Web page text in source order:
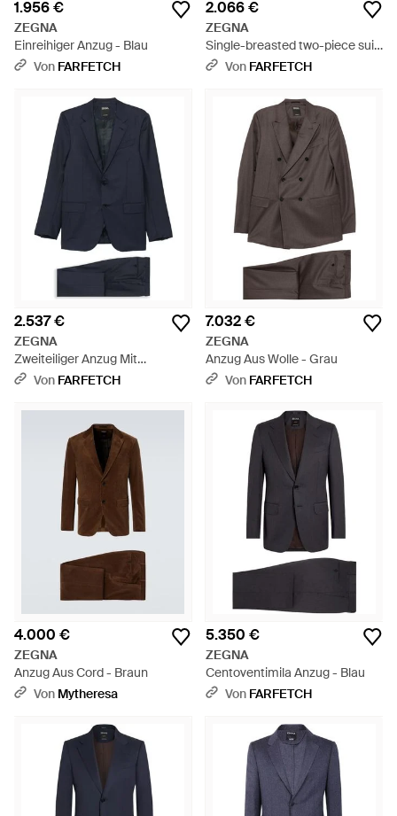
1.956 €
ZEGNA
Einreihiger Anzug - Blau
Von FARFETCH
2.066 €
ZEGNA
Single-breasted two-piece suit
- Schwarz
Von FARFETCH
2.537 €
ZEGNA
Zweiteiliger Anzug Mit
Nadelstreifen - Blau
Von FARFETCH
7.032 €
ZEGNA
Anzug Aus Wolle - Grau
Von FARFETCH
4.000 €
ZEGNA
Anzug Aus Cord - Braun
Von Mytheresa
5.350 €
ZEGNA
Centoventimila Anzug - Blau
Von FARFETCH